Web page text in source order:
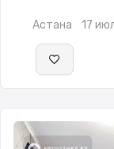
Астана 17